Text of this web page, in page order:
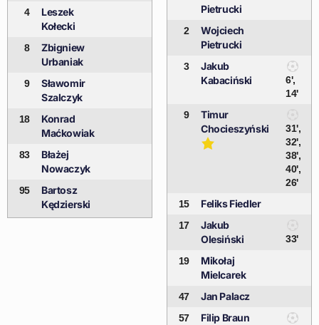
4
Leszek
Kołecki
8
Zbigniew
Urbaniak
9
Sławomir
Szalczyk
18
Konrad
Maćkowiak
83
Błażej
Nowaczyk
95
Bartosz
Kędzierski
Pietrucki
2
Wojciech
Pietrucki
3
Jakub
Kabaciński
6',
14'
9
Timur
Chocieszyński
31',
32',
38',
40',
26'
15
Feliks Fiedler
17
Jakub
Olesiński
33'
19
Mikołaj
Mielcarek
47 Jan Palacz
57 Filip Braun